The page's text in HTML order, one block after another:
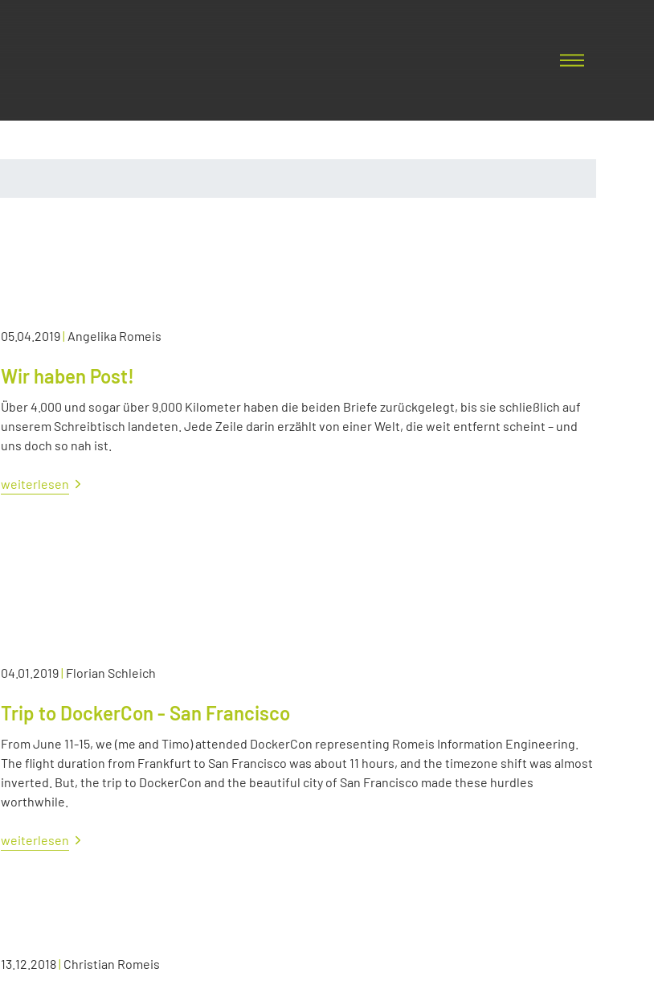
05.04.2019| Angelika Romeis
Wir haben Post!
Über 4.000 und sogar über 9.000 Kilometer haben die beiden Briefe zurückgelegt, bis sie schließlich auf
unserem Schreibtisch landeten. Jede Zeile darin erzählt von einer Welt, die weit entfernt scheint – und
uns doch so nah ist.
weiterlesen
04.01.2019| Florian Schleich
Trip to DockerCon - San Francisco
From June 11-15, we (me and Timo) attended DockerCon representing Romeis Information Engineering.
The flight duration from Frankfurt to San Francisco was about 11 hours, and the timezone shift was almost
inverted. But, the trip to DockerCon and the beautiful city of San Francisco made these hurdles
worthwhile.
weiterlesen
13.12.2018| Christian Romeis